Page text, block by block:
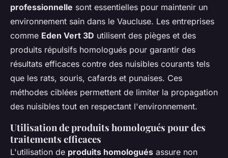
professionnelle sont essentielles pour maintenir un
environnement sain dans le Vaucluse. Les entreprises
comme Eden Vert 3D utilisent des pièges et des
produits répulsifs homologués pour garantir des
résultats efficaces contre des nuisibles courants tels
que les rats, souris, cafards et punaises. Ces
méthodes ciblées permettent de limiter la propagation
des nuisibles tout en respectant l'environnement.
Utilisation de produits homologués pour des
traitements efficaces
L'utilisation de produits homologués assure non